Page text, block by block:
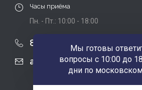
Часы приёма
Пн. - Пт.: 10:00 - 18:00
8 (863) 424-22-08
agobfpdi@mail.ru
Мы готовы
вопросы с 10:00 до
дни по